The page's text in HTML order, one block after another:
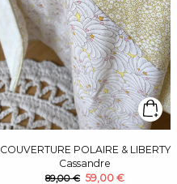
COUVERTURE POLAIRE & LIBERTY
Cassandre
89,00 € 59,00 €